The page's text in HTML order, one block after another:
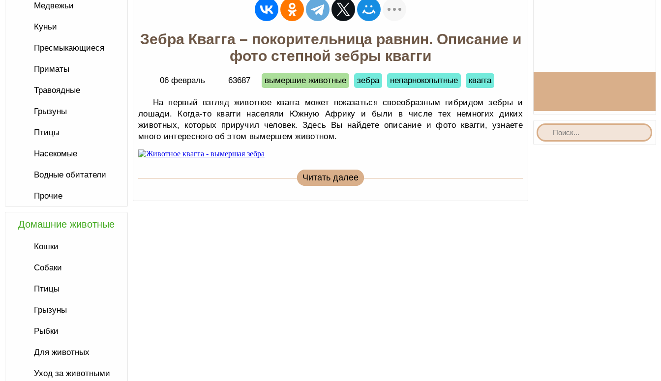
Зебра Квагга – покорительница равнин. Описание и
фото степной зебры квагги
06 февраль 63687 вымершие животные зебра непарнокопытные квагга
На первый взгляд животное квагга может показаться своеобразным гибридом зебры и
лошади. Когда-то квагги населяли Южную Африку и были в числе тех немногих диких
животных, которых приручил человек. Здесь Вы найдете описание и фото квагги, узнаете
много интересного об этом вымершем животном.
Читать далее
Медвежьи
Куньи
Пресмыкающиеся
Приматы
Травоядные
Грызуны
Птицы
Насекомые
Водные обитатели
Прочие
Домашние животные
Кошки
Собаки
Птицы
Грызуны
Рыбки
Для животных
Уход за животными